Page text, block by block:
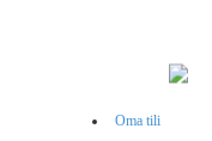
Oma tili